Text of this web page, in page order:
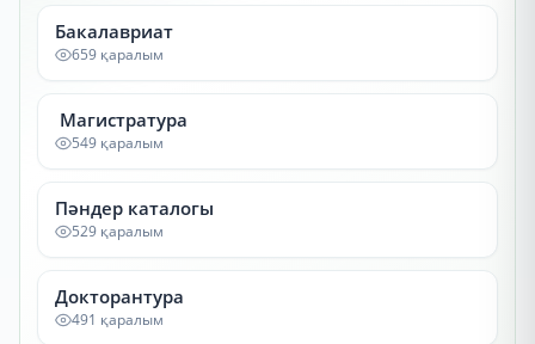
Бакалавриат
659 қаралым
Магистратура
549 қаралым
Пәндер каталогы
529 қаралым
Докторантура
491 қаралым